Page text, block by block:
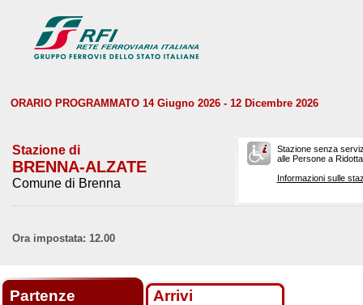
ORARIO PROGRAMMATO 14 Giugno 2026 - 12 Dicembre 2026
Stazione di
BRENNA-ALZATE
Comune di Brenna
Stazione senza
alle Persone a
Informazioni sulle
Ora impostata: 12.00
Partenze Arrivi